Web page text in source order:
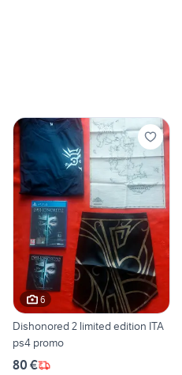
6
Dishonored 2 limited edition ITA
ps4 promo
80 €